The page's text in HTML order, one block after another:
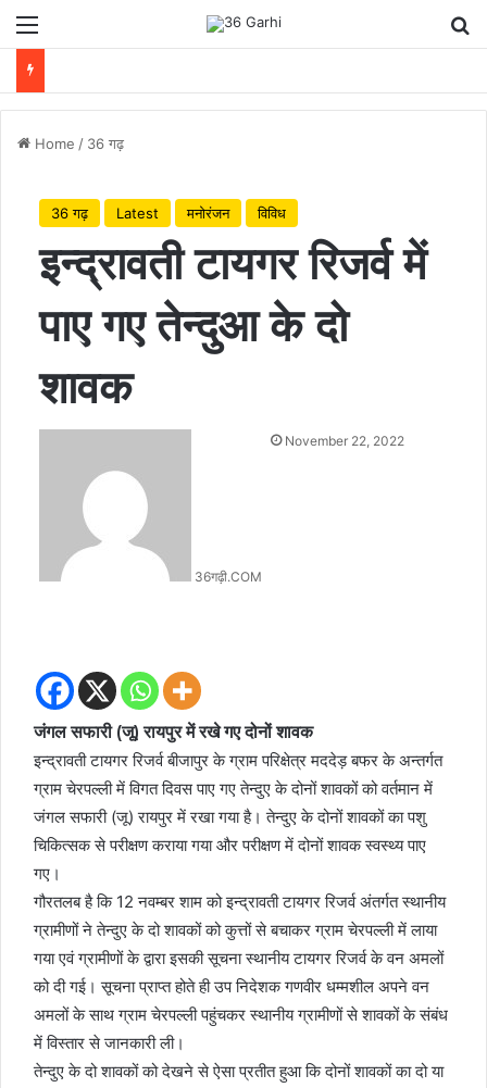
Menu
Home / 36 गढ़
36 गढ़ Latest मनोरंजन विविध
इन्द्रावती टायगर रिजर्व में
पाए गए तेन्दुआ के दो
शावक
36गढ़ी.COM
November 22, 2022
जंगल सफारी (जू) रायपुर में रखे गए दोनों शावक
इन्द्रावती टायगर रिजर्व बीजापुर के ग्राम परिक्षेत्र मददेड़ बफर के अन्तर्गत
ग्राम चेरपल्ली में विगत दिवस पाए गए तेन्दुए के दोनों शावकों को वर्तमान में
जंगल सफारी (जू) रायपुर में रखा गया है। तेन्दुए के दोनों शावकों का पशु
चिकित्सक से परीक्षण कराया गया और परीक्षण में दोनों शावक स्वस्थ्य पाए
गए।
गौरतलब है कि 12 नवम्बर शाम को इन्द्रावती टायगर रिजर्व अंतर्गत स्थानीय
ग्रामीणों ने तेन्दुए के दो शावकों को कुत्तों से बचाकर ग्राम चेरपल्ली में लाया
गया एवं ग्रामीणों के द्वारा इसकी सूचना स्थानीय टायगर रिजर्व के वन अमलों
को दी गई। सूचना प्राप्त होते ही उप निदेशक गणवीर धम्मशील अपने वन
अमलों के साथ ग्राम चेरपल्ली पहुंचकर स्थानीय ग्रामीणों से शावकों के संबंध
में विस्तार से जानकारी ली।
तेन्दुए के दो शावकों को देखने से ऐसा प्रतीत हुआ कि दोनों शावकों का दो या